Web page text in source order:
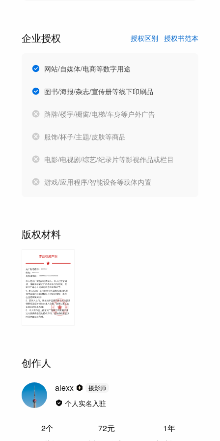
企业授权 授权区别 授权书范本
网站/自媒体/电商等数字用途
图书/海报/杂志/宣传册等线下印刷品
路牌/楼宇/橱窗/电梯/车身等户外广告
服饰/杯子/主题/皮肤等商品
电影/电视剧/综艺/纪录片等影视作品或栏目
游戏/应用程序/智能设备等载体内置
版权材料
创作人
alexx 摄影师
个人实名入驻
2个 72元 1年